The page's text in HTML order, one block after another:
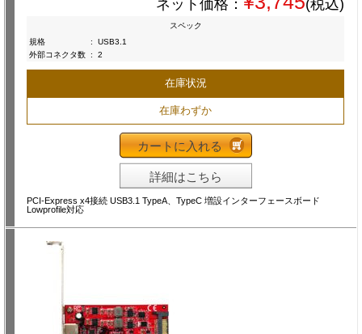
ネット価格： (税込)
スペック
規格
:
USB3.1
外部コネクタ数 : 2
在庫状況
在庫わずか
カートに入れる
詳細はこちら
PCI-Express x4接続 USB3.1 TypeA、TypeC 増設インターフェースボード
Lowprofile対応